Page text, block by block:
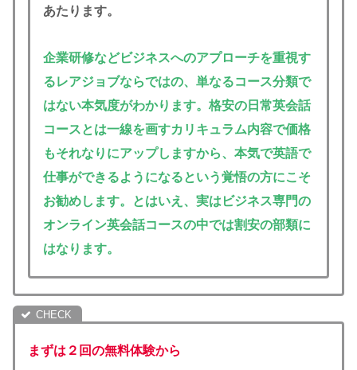
あたります。
企業研修などビジネスへのアプローチを重視す
るレアジョブならではの、単なるコース分類で
はない本気度がわかります。格安の日常英会話
コースとは一線を画すカリキュラム内容で価格
もそれなりにアップしますから、本気で英語で
仕事ができるようになるという覚悟の方にこそ
お勧めします。とはいえ、実はビジネス専門の
オンライン英会話コースの中では割安の部類に
はなります。
まずは２回の無料体験から